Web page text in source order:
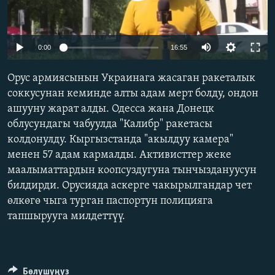
ЭЖЕ-СИҢДИЛЕР
АЗАТТЫК+
ОНЛАЙН ШЕРИНЕ
ЭЕ/АРнун бардык сайттары
Auto 240p 480p
1080p
0:00 16:55
480p
1080p
Орус армиясынын Украинага жасаган ракеталык
соккусунан кеминде алты адам мерт болду, ондон
ашууну жарат алды. Одесса жана Донецк
облусундагы чабуулда "Калибр" ракетасы
колдонулду. Кыргызстанда "акылдуу камера"
менен 57 адам кармалды. Активисттер жеке
маалыматтардын коопсуздугуна тынчыздануусун
билдирди. Орусияда аскерге чакырылгандар чет
өлкөгө чыга турган паспортун полицияга
тапшырууга милдеттүү.
Бөлүшүңүз